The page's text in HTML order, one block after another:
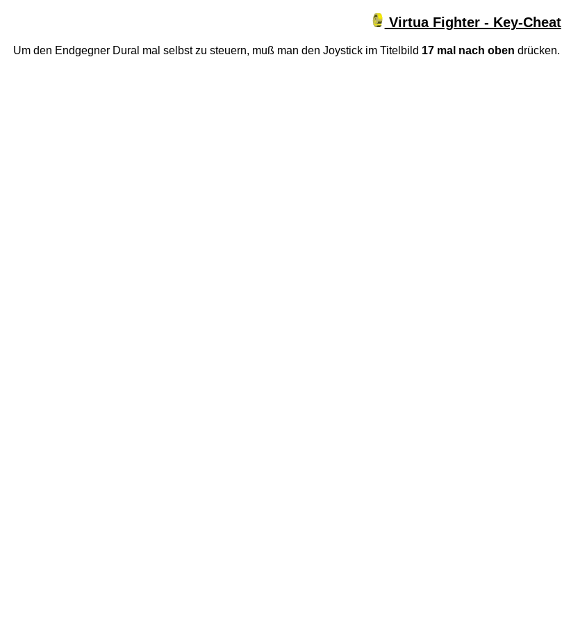
Virtua Fighter - Key-Cheat
Um den Endgegner Dural mal selbst zu steuern, muß man den Joystick im Titelbild 17 mal nach oben drücken.